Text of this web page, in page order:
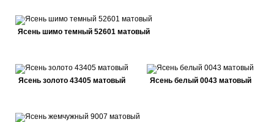
Ясень шимо темный 52601 матовый
Ясень золото 43405 матовый Ясень белый 0043 матовый